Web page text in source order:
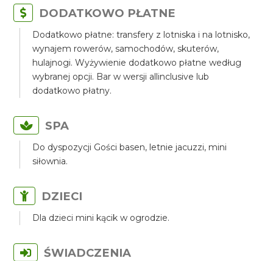
DODATKOWO PŁATNE
Dodatkowo płatne: transfery z lotniska i na lotnisko,
wynajem rowerów, samochodów, skuterów,
hulajnogi. Wyżywienie dodatkowo płatne według
wybranej opcji. Bar w wersji allinclusive lub
dodatkowo płatny.
SPA
Do dyspozycji Gości basen, letnie jacuzzi, mini
siłownia.
DZIECI
Dla dzieci mini kącik w ogrodzie.
ŚWIADCZENIA